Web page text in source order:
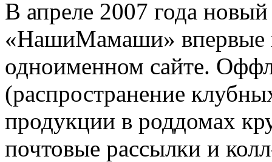
В апреле 2007 года
«НашиМамаши» впервые
одноименном сайте.
(распространение
продукции в роддомах
почтовые рассылки и